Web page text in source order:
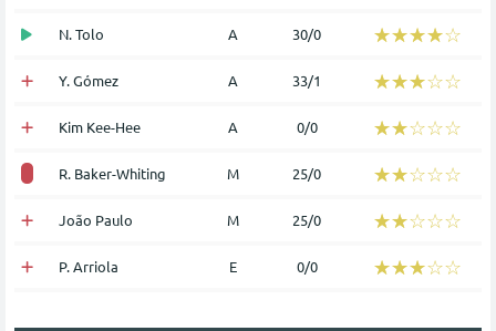
N. Tolo Α 30/0 ☆☆☆☆☆
★★★★★
Y. Gómez Α 33/1 ☆☆☆☆☆
★★★★★
Kim Kee-Hee Α 0/0 ☆☆☆☆☆
★★★★★
R. Baker-Whiting Μ 25/0 ☆☆☆☆☆
★★★★★
João Paulo Μ 25/0 ☆☆☆☆☆
★★★★★
P. Arriola Ε 0/0 ☆☆☆☆☆
★★★★★